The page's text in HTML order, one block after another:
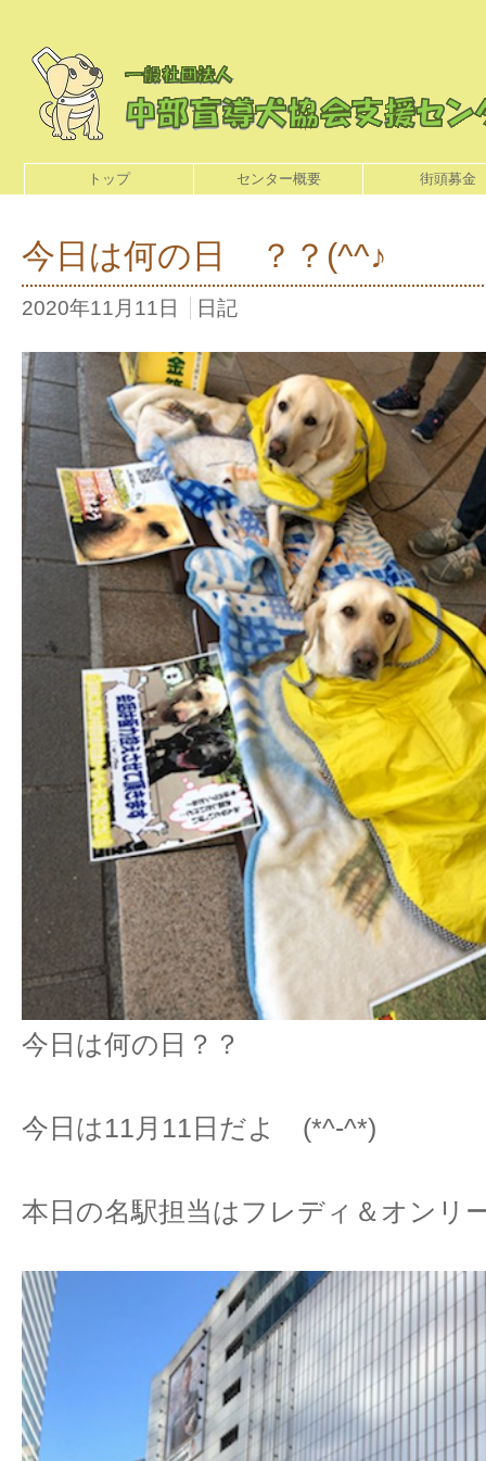
トップ センター概要 街頭募金
今日は何の日 ？？(^^♪
2020年11月11日 日記
今日は何の日？？
今日は11月11日だよ (*^-^*)
本日の名駅担当はフレディ＆オン